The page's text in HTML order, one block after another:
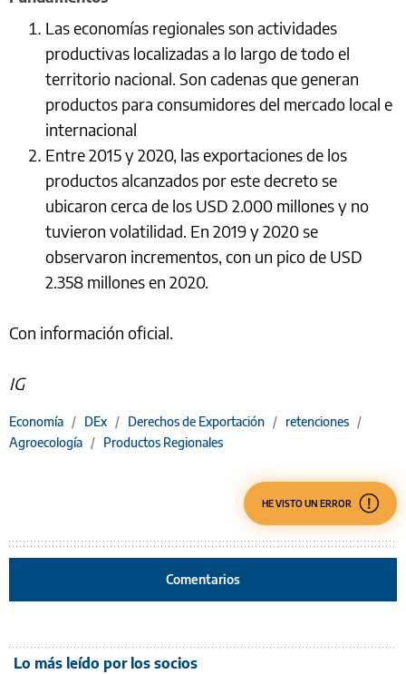
Las economías regionales son actividades
productivas localizadas a lo largo de todo el
territorio nacional. Son cadenas que generan
productos para consumidores del mercado local e
internacional
Entre 2015 y 2020, las exportaciones de los
productos alcanzados por este decreto se
ubicaron cerca de los USD 2.000 millones y no
tuvieron volatilidad. En 2019 y 2020 se
observaron incrementos, con un pico de USD
2.358 millones en 2020.
Con información oficial.
IG
Economía / DEx / Derechos de Exportación / retenciones /
Agroecología / Productos Regionales
HE VISTO UN ERROR
Comentarios
Lo más leído por los socios